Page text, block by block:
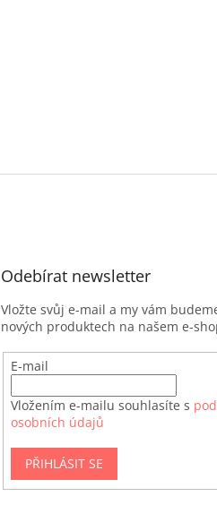
Odebírat newsletter
Vložte svůj e-mail a my vám
nových produktech na našem e-
E-mail
Vložením e-mailu souhlasíte s
osobních údajů
PŘIHLÁSIT SE